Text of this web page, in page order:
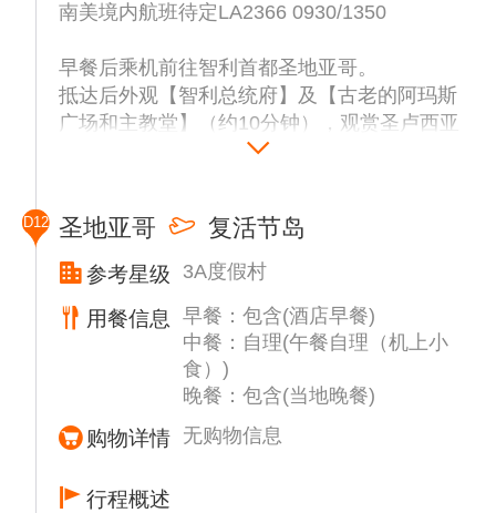
南美境内航班待定LA2366 0930/1350
早餐后乘机前往智利首都圣地亚哥。
抵达后外观【智利总统府】及【古老的阿玛斯
广场和主教堂】（约10分钟），观赏圣卢西亚
山殖民时期的【古城堡】（约10分钟）。
D12 圣地亚哥 复活节岛
参考星级 3A度假村
用餐信息
早餐：包含(酒店早餐)
中餐：自理(午餐自理（机上小
食）)
晚餐：包含(当地晚餐)
购物详情 无购物信息
行程概述